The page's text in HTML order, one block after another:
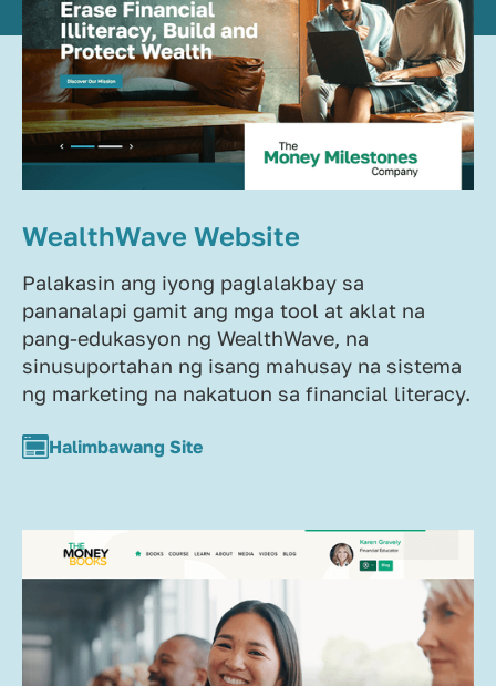
WealthWave Website
Palakasin ang iyong paglalakbay sa
pananalapi gamit ang mga tool at aklat na
pang-edukasyon ng WealthWave, na
sinusuportahan ng isang mahusay na sistema
ng marketing na nakatuon sa financial literacy.
Halimbawang Site